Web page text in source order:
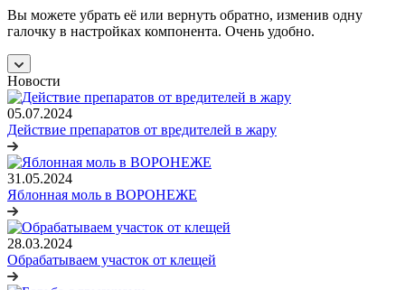
Вы можете убрать её или вернуть обратно, изменив одну
галочку в настройках компонента. Очень удобно.
Новости
05.07.2024
Действие препаратов от вредителей в жару
31.05.2024
Яблонная моль в ВОРОНЕЖЕ
28.03.2024
Обрабатываем участок от клещей